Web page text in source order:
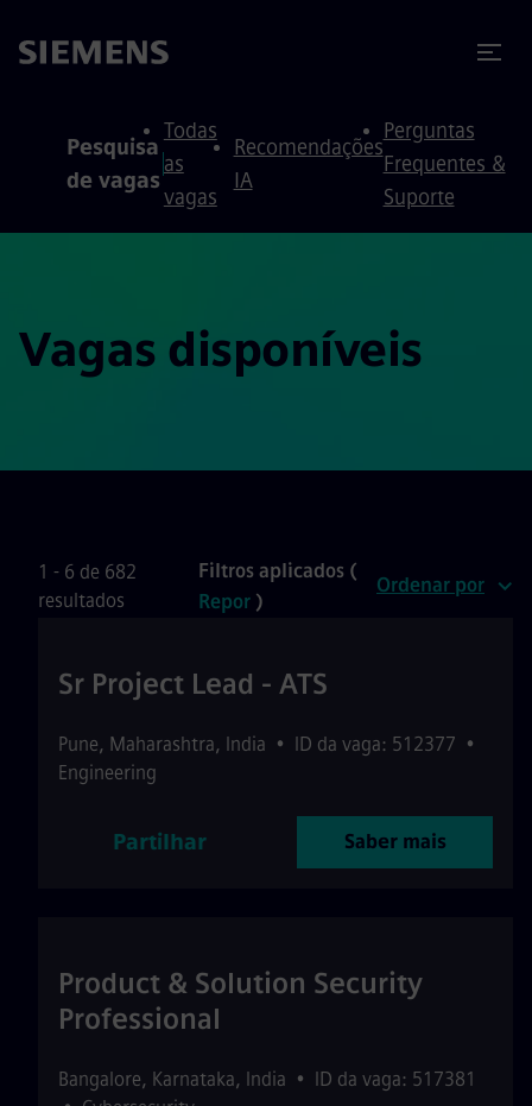
Pesquisa
de vagas
Todas
as
vagas
Recomendações
IA
Perguntas
Frequentes &
Suporte
Vagas disponíveis
1 - 6 de 682
resultados
Filtros aplicados (
Repor)
Ordenar por
Sr Project Lead - ATS
Pune, Maharashtra, India • ID da vaga: 512377 •
Engineering
Partilhar Saber mais
Product & Solution Security
Professional
Bangalore, Karnataka, India • ID da vaga: 517381